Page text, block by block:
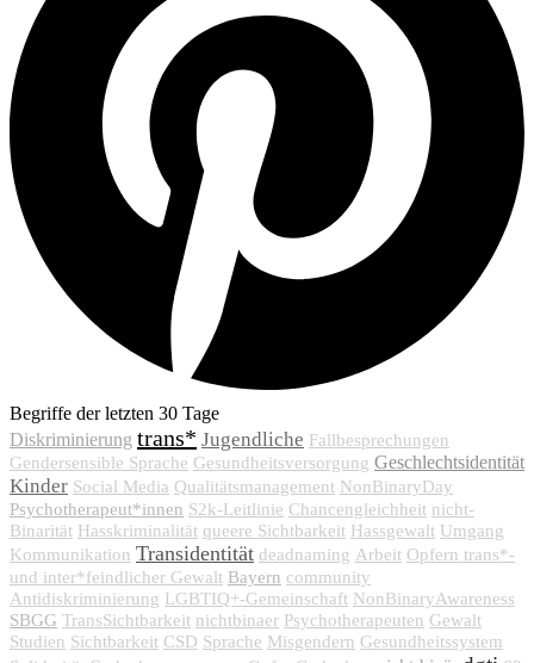
Begriffe der letzten 30 Tage
Diskriminierung trans* Jugendliche Fallbesprechungen
Gendersensible Sprache Gesundheitsversorgung Geschlechtsidentität
Kinder Social Media Qualitätsmanagement NonBinaryDay
Psychotherapeut*innen S2k-Leitlinie Chancengleichheit nicht-
Binarität Hasskriminalität queere Sichtbarkeit Hassgewalt Umgang
Kommunikation Transidentität deadnaming Arbeit Opfern trans*-
und inter*feindlicher Gewalt Bayern community
Antidiskriminierung LGBTIQ+-Gemeinschaft NonBinaryAwareness
SBGG TransSichtbarkeit nichtbinaer Psychotherapeuten Gewalt
Studien Sichtbarkeit CSD Sprache Misgendern Gesundheitssystem